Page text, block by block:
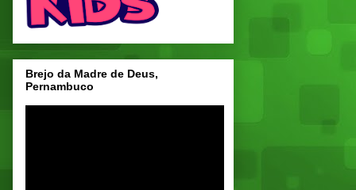
Brejo da Madre de Deus,
Pernambuco